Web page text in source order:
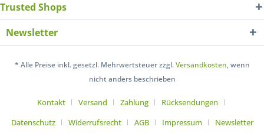
Trusted Shops
Newsletter
* Alle Preise inkl. gesetzl. Mehrwertsteuer zzgl.Versandkosten, wenn
nicht anders beschrieben
Kontakt Versand Zahlung
Rücksendungen
Datenschutz
Widerrufsrecht AGB Impressum
Newsletter